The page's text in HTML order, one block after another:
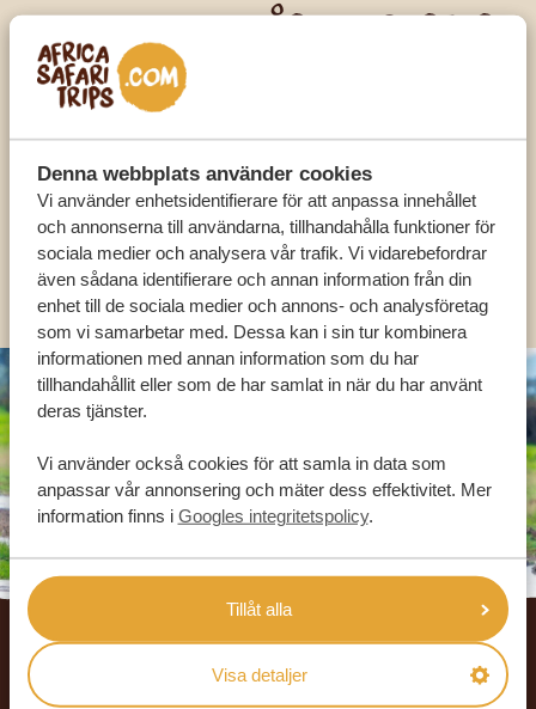
Denna webbplats använder cookies
Vi använder enhetsidentifierare för att anpassa innehållet
och annonserna till användarna, tillhandahålla funktioner för
sociala medier och analysera vår trafik. Vi vidarebefordrar
även sådana identifierare och annan information från din
enhet till de sociala medier och annons- och analysföretag
som vi samarbetar med. Dessa kan i sin tur kombinera
informationen med annan information som du har
tillhandahållit eller som de har samlat in när du har använt
deras tjänster.
Vi använder också cookies för att samla in data som
anpassar vår annonsering och mäter dess effektivitet. Mer
information finns i Googles integritetspolicy.
Tillåt alla
Visa detaljer
Ring en av våra experter
VÅRA SPECIALISTER FINNS HÄR FÖR ATT
SV:+31 174 788 101
OLIKA LÄNDER
Footer
VÅRA KUNDER REKOMMENDERAR
AFRIKA SAFARI RESOR